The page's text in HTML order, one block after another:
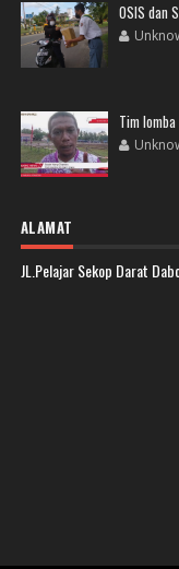
OSIS dan
Tim
ALAMAT
JL.Pelajar Sekop Darat